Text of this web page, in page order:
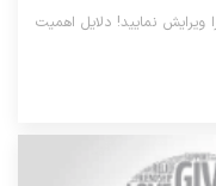
ویرایش نمایید! دلایل اهمیت